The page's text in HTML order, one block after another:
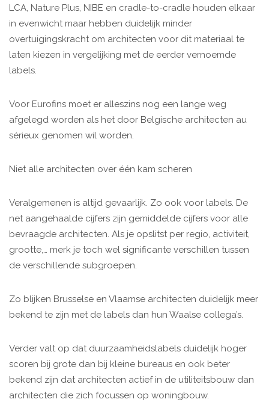
LCA, Nature Plus, NIBE en cradle-to-cradle houden elkaar
in evenwicht maar hebben duidelijk minder
overtuigingskracht om architecten voor dit materiaal te
laten kiezen in vergelijking met de eerder vernoemde
labels.
Voor Eurofins moet er alleszins nog een lange weg
afgelegd worden als het door Belgische architecten au
sérieux genomen wil worden.
Niet alle architecten over één kam scheren
Veralgemenen is altijd gevaarlijk. Zo ook voor labels. De
net aangehaalde cijfers zijn gemiddelde cijfers voor alle
bevraagde architecten. Als je opslitst per regio, activiteit,
grootte,… merk je toch wel significante verschillen tussen
de verschillende subgroepen.
Zo blijken Brusselse en Vlaamse architecten duidelijk meer
bekend te zijn met de labels dan hun Waalse collega’s.
Verder valt op dat duurzaamheidslabels duidelijk hoger
scoren bij grote dan bij kleine bureaus en ook beter
bekend zijn dat architecten actief in de utiliteitsbouw dan
architecten die zich focussen op woningbouw.